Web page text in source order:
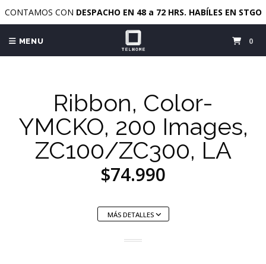
CONTAMOS CON DESPACHO EN 48 a 72 HRS. HABÍLES EN STGO
MENU 0
Ribbon, Color-
YMCKO, 200 Images,
ZC100/ZC300, LA
$74.990
MÁS DETALLES